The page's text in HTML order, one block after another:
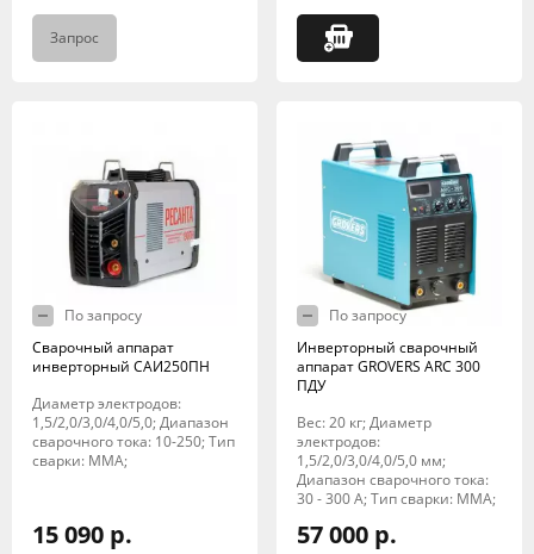
Запрос
По запросу
Сварочный аппарат
инверторный САИ250ПН
Диаметр электродов:
1,5/2,0/3,0/4,0/5,0; Диапазон
сварочного тока: 10-250; Тип
сварки: MMA;
15 090 р.
По запросу
Инверторный сварочный
аппарат GROVERS ARC 300
ПДУ
Вес: 20 кг; Диаметр
электродов:
1,5/2,0/3,0/4,0/5,0 мм;
Диапазон сварочного тока:
30 - 300 А; Тип сварки: MMA;
57 000 р.